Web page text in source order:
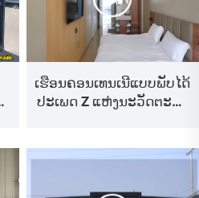
ເຮືອນຄອນເທນເນີແບບພັບໄດ້
ປະເພດ Z ແຫ່ງນະວັດຕະກຳ